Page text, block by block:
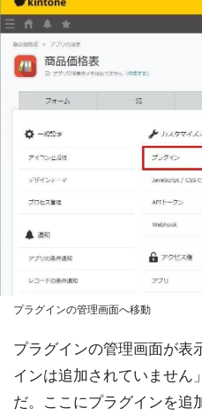
プラグインの管理画面へ移動
プラグインの管理画面が表
インは追加されていません
だ。ここにプラグインを追